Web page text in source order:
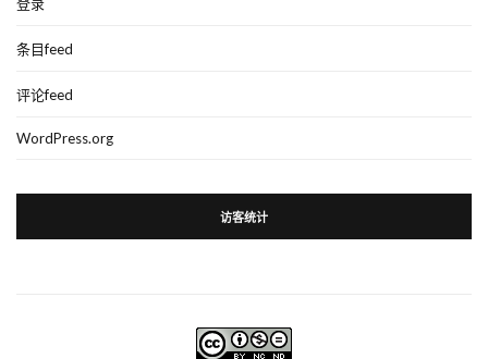
登录
条目feed
评论feed
WordPress.org
访客统计